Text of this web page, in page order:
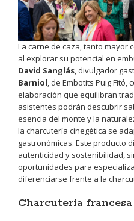
La carne de caza, tanto mayor
al explorar su potencial en
David Sanglás, divulgador
Barniol, de Embotits Puig Fitó,
elaboración que equilibran
asistentes podrán descubrir
esencia del monte y la
la charcutería cinegética se
gastronómicas. Este producto
autenticidad y sostenibilidad,
oportunidades para
diferenciarse frente a la
Charcutería francesa